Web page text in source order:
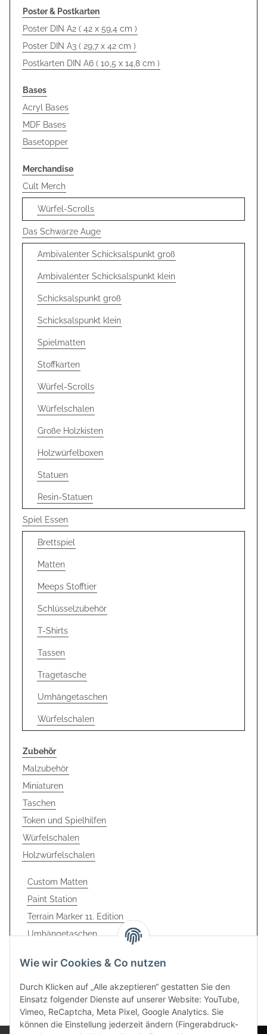
Poster & Postkarten
Poster DIN A2 ( 42 x 59,4 cm )
Poster DIN A3 ( 29,7 x 42 cm )
Postkarten DIN A6 ( 10,5 x 14,8 cm )
Bases
Acryl Bases
MDF Bases
Basetopper
Merchandise
Cult Merch
Würfel-Scrolls
Das Schwarze Auge
Ambivalenter Schicksalspunkt groß
Ambivalenter Schicksalspunkt klein
Schicksalspunkt groß
Schicksalspunkt klein
Spielmatten
Stoffkarten
Würfel-Scrolls
Würfelschalen
Große Holzkisten
Holzwürfelboxen
Statuen
Resin-Statuen
Spiel Essen
Brettspiel
Matten
Meeps Stofftier
Schlüsselzubehör
T-Shirts
Tassen
Tragetasche
Umhängetaschen
Würfelschalen
Zubehör
Malzubehör
Miniaturen
Taschen
Token und Spielhilfen
Würfelschalen
Holzwürfelschalen
Custom Matten
Paint Station
Terrain Marker 11. Edition
Umhängetaschen
Gelände
Wie wir Cookies & Co nutzen
Durch Klicken auf „Alle akzeptieren“ gestatten Sie den
Einsatz folgender Dienste auf unserer Website: YouTube,
Vimeo, ReCaptcha, Meta Pixel, Google Analytics. Sie
können die Einstellung jederzeit ändern (Fingerabdruck-